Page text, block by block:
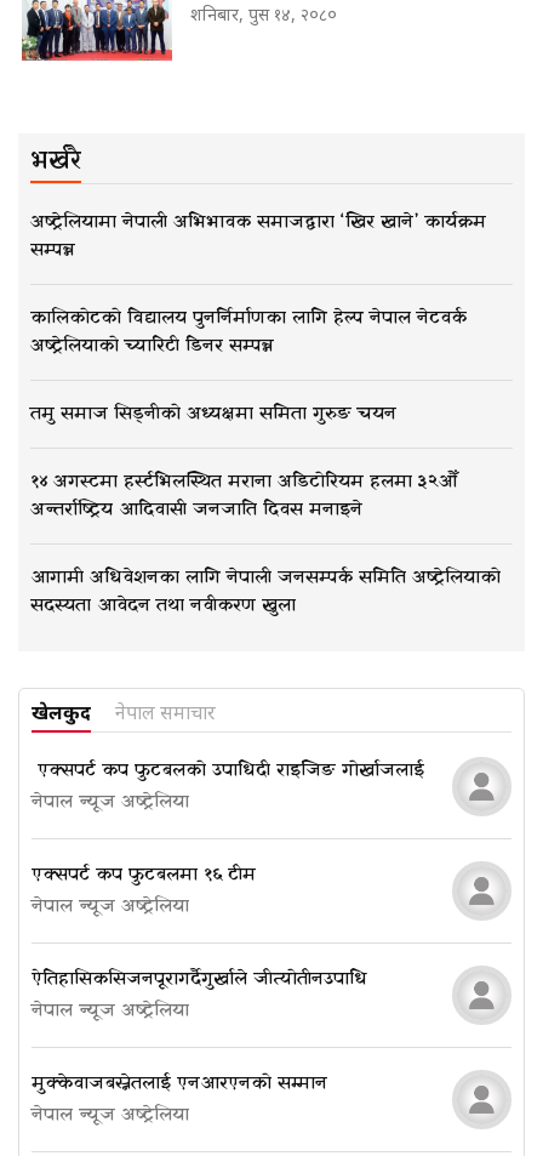
शनिबार, पुस १४, २०८०
भर्खरै
अष्ट्रेलियामा नेपाली अभिभावक समाजद्वारा ‘खिर खाने’ कार्यक्रम
सम्पन्न
कालिकोटको विद्यालय पुनर्निर्माणका लागि हेल्प नेपाल नेटवर्क
अष्ट्रेलियाको च्यारिटी डिनर सम्पन्न
तमु समाज सिड्नीको अध्यक्षमा समिता गुरुङ चयन
१४ अगस्टमा हर्स्टभिलस्थित मराना अडिटोरियम हलमा ३२औँ
अन्तर्राष्ट्रिय आदिवासी जनजाति दिवस मनाइने
आगामी अधिवेशनका लागि नेपाली जनसम्पर्क समिति अष्ट्रेलियाको
सदस्यता आवेदन तथा नवीकरण खुला
खेलकुद नेपाल समाचार
​​​​​​​ एक्सपर्ट कप फुटबलको उपाधि दी राइजिङ गोर्खाजलाई
नेपाल न्यूज अष्ट्रेलिया
एक्सपर्ट कप फुटबलमा १६ टीम
नेपाल न्यूज अष्ट्रेलिया
ऐतिहासिक सिजन पूरा गर्दै गुर्खाले जीत्यो तीन उपाधि
नेपाल न्यूज अष्ट्रेलिया
मुक्केवाज बस्नेतलाई एनआरएनको सम्मान
नेपाल न्यूज अष्ट्रेलिया